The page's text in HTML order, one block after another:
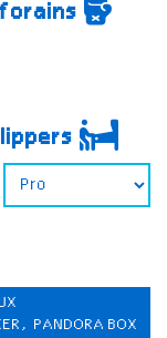
PANDORA BOX